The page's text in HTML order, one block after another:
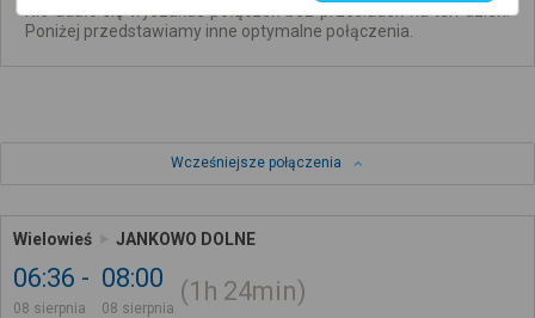
Nie udało się wyszukać połączeń bez przesiadek na ten dzień.
Poniżej przedstawiamy inne optymalne połączenia.
Wcześniejsze połączenia
Wielowieś JANKOWO DOLNE
06:36
08 sierpnia
08:00
08 sierpnia
1h 24min